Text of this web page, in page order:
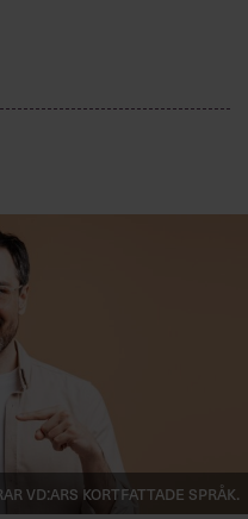
vd:ars kortfattade språk.